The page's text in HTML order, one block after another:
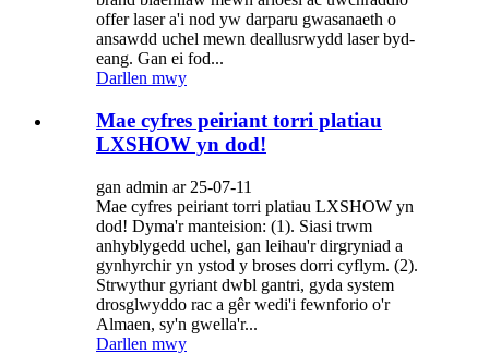
offer laser a'i nod yw darparu gwasanaeth o
ansawdd uchel mewn deallusrwydd laser byd-
eang. Gan ei fod...
Darllen mwy
Mae cyfres peiriant torri platiau
LXSHOW yn dod!
gan admin ar 25-07-11
Mae cyfres peiriant torri platiau LXSHOW yn
dod! Dyma'r manteision: (1). Siasi trwm
anhyblygedd uchel, gan leihau'r dirgryniad a
gynhyrchir yn ystod y broses dorri cyflym. (2).
Strwythur gyriant dwbl gantri, gyda system
drosglwyddo rac a gêr wedi'i fewnforio o'r
Almaen, sy'n gwella'r...
Darllen mwy